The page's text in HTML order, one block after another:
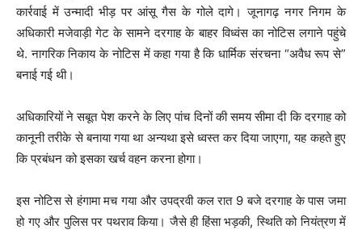
कार्रवाई में उन्मादी भीड़ पर आंसू गैस के गोले दागे। जूनागढ़ नगर निगम के
अधिकारी मजेवाड़ी गेट के सामने दरगाह के बाहर विध्वंस का नोटिस लगाने पहुंचे
थे. नागरिक निकाय के नोटिस में कहा गया है कि धार्मिक संरचना “अवैध रूप से”
बनाई गई थी।
अधिकारियों ने सबूत पेश करने के लिए पांच दिनों की समय सीमा दी कि दरगाह को
कानूनी तरीके से बनाया गया था अन्यथा इसे ध्वस्त कर दिया जाएगा, यह कहते हुए
कि प्रबंधन को इसका खर्च वहन करना होगा।
इस नोटिस से हंगामा मच गया और उपद्रवी कल रात 9 बजे दरगाह के पास जमा
हो गए और पुलिस पर पथराव किया। जैसे ही हिंसा भड़की, स्थिति को नियंत्रण में